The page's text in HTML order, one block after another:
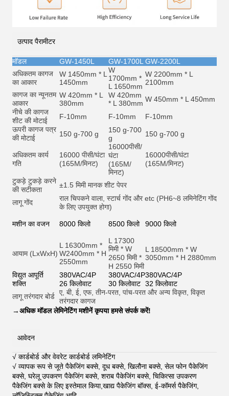
उत्पाद पैरामीटर
मॉडल GW-1450L GW-1700L GW-2200L
अधिकतम कागज
का आकार
W 1450mm * L
1450mm
W
1700mm *
L 1650mm
W 2200mm * L
2100mm
कागज का न्यूनतम
आकार
W 420mm * L
380mm
W 420mm
* L 380mm W 450mm * L 450mm
नीचे की कागज
शीट की मोटाई
F-10mm F-10mm
F-10mm
ऊपरी कागज पत्र
की मोटाई
150 g-700 g
150 g-700
g
150 g-700 g
अधिकतम कार्य
गति
16000 पीसी/घंटा
(165M/मिनट)
16000पीसी/
घंटा
(165M/
मिनट)
16000पीसी/घंटा
(165M/मिनट)
टुकड़े टुकड़े करने
की सटीकता
±1.5 मिमी मानक शीट पेपर
लागू गोंद राल चिपकने वाला, स्टार्च गोंद और etc (PH6~8 लमिनेटिंग गोंद
के लिए उपयुक्त होगा)
मशीन का वजन 8000 किलो 8500 किलो 9000 किलो
आयाम (LxWxH)
L 16300mm *
W2400mm * H
2550mm
L 17300
मिमी * W
2650 मिमी *
H 2550 मिमी
L 18500mm * W
3050mm * H 2880mm
विद्युत आपूर्ति 380VAC/4P 380VAC/4P380VAC/4P
शक्ति
26 किलोवाट 30 किलोवाट 32 किलोवाट
लागू तरंगदार बोर्ड ए, बी, ई, एफ, तीन-परत, पांच-परत और अन्य विकृत, विकृत
तरंगदार कागज
→अधिक मॉडल लेमिनेटिंग मशीनें कृपया हमसे संपर्क करें!
आवेदन
√ कार्डबोर्ड और वेवरेट कार्डबोर्ड लमिनेटिंग
√ व्यापक रूप से जूते पैकेजिंग बक्से, दूध बक्से, खिलौना बक्से, सेल फोन पैकेजिंग
बक्से, घरेलू उपकरण पैकेजिंग बक्से, शराब पैकेजिंग बक्से, चिकित्सा उपकरण
पैकेजिंग बक्से के लिए इस्तेमाल किया,खाद्य पैकेजिंग बॉक्स, ई-कॉमर्स पैकेजिंग,